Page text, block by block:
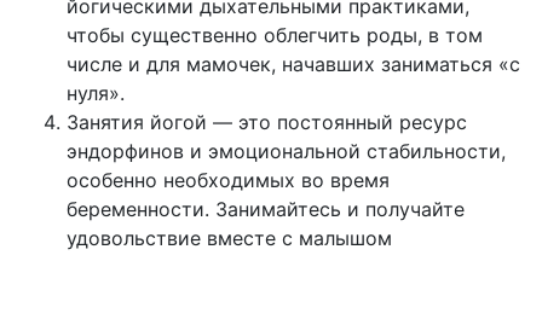
йогическими дыхательными практиками,
чтобы существенно облегчить роды, в том
числе и для мамочек, начавших заниматься «с
нуля».
Занятия йогой — это постоянный ресурс
эндорфинов и эмоциональной стабильности,
особенно необходимых во время
беременности. Занимайтесь и получайте
удовольствие вместе с малышом